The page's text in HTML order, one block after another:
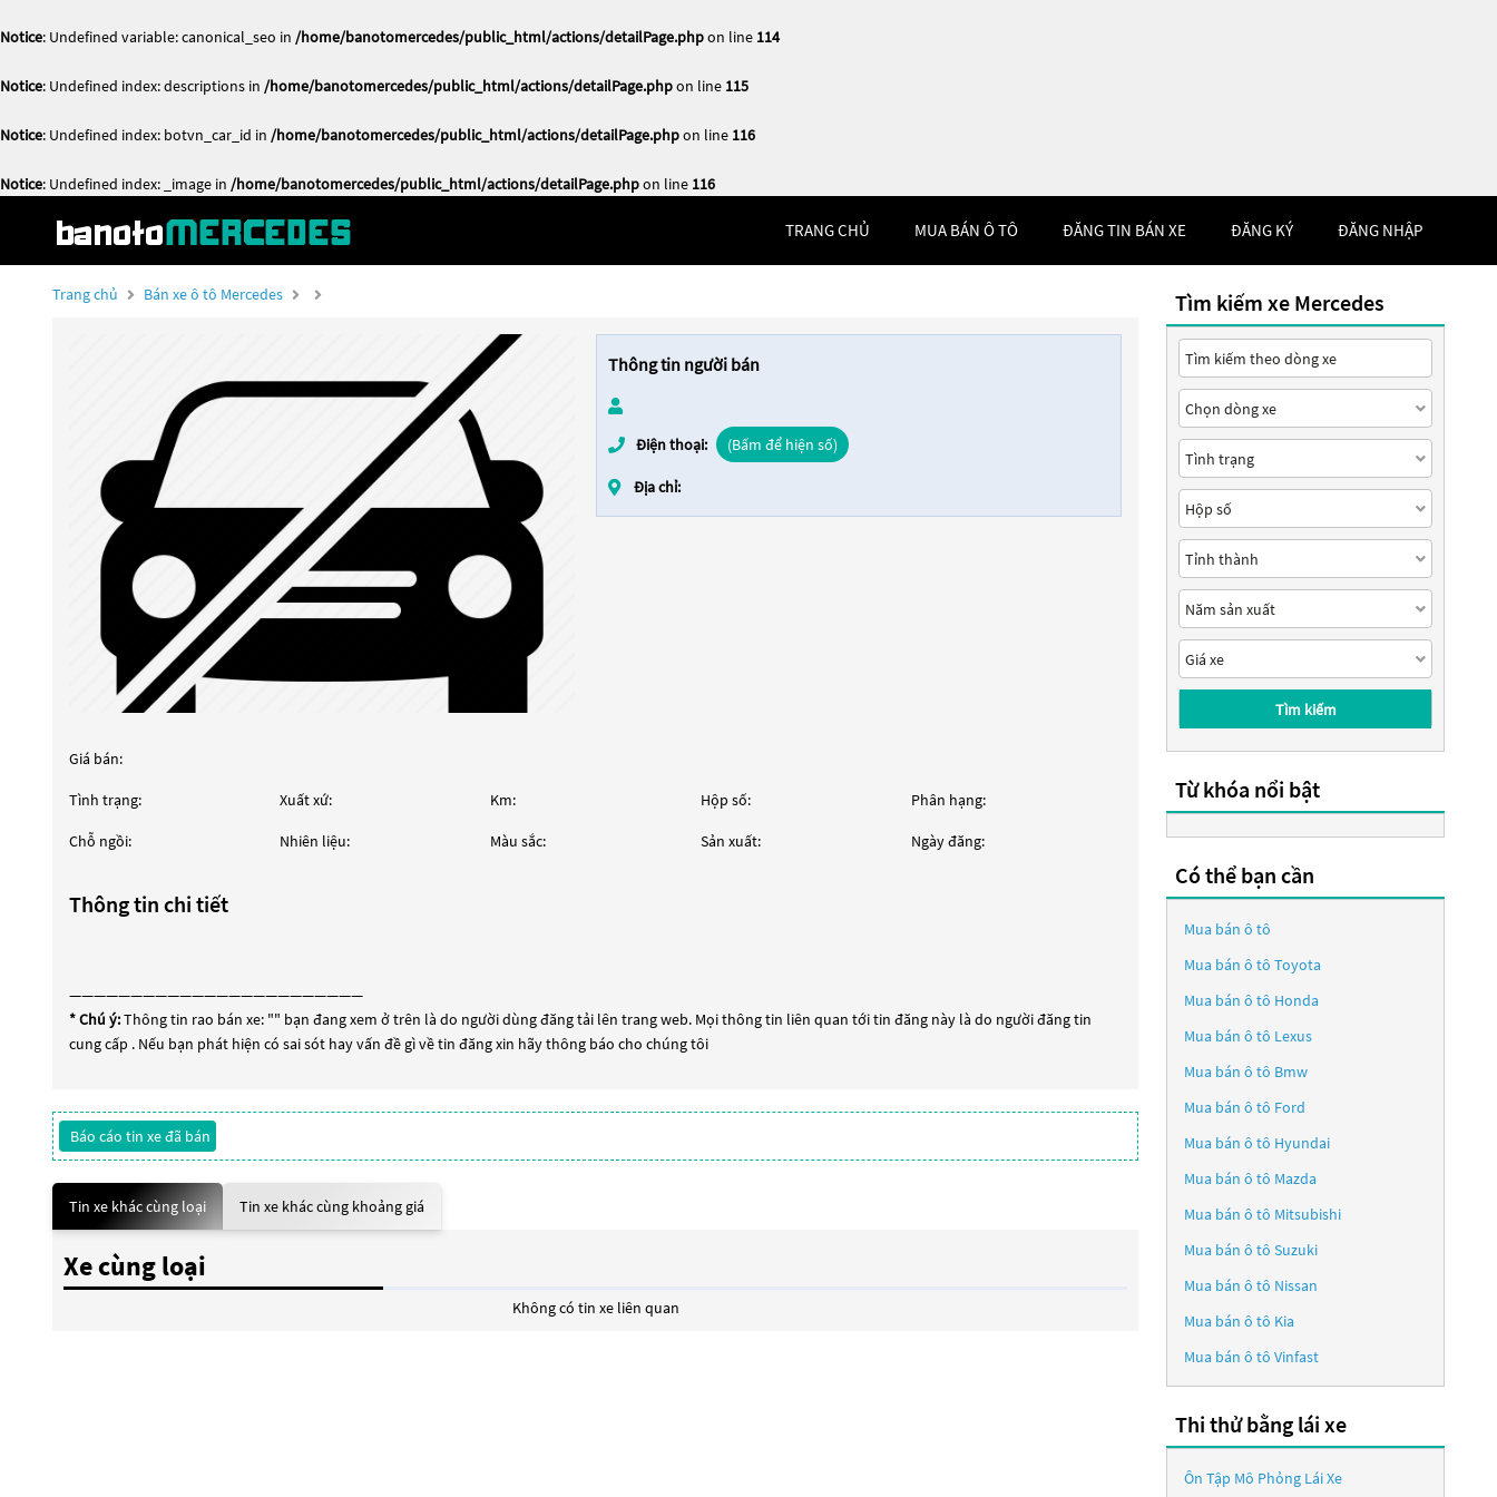
Notice: Undefined variable: canonical_seo in /home/banotomercedes/public_html/actions/detailPage.phpon line 114
Notice: Undefined index: descriptions in /home/banotomercedes/public_html/actions/detailPage.phpon line 115
Notice: Undefined index: botvn_car_id in /home/banotomercedes/public_html/actions/detailPage.phpon line 116
Notice: Undefined index: _image in /home/banotomercedes/public_html/actions/detailPage.phpon line 116
TRANG CHỦ MUA BÁN Ô TÔ ĐĂNG TIN BÁN XE ĐĂNG KÝ ĐĂNG NHẬP
Trang chủ Bán xe ô tô Mercedes
Thông tin người bán
Điện thoại: (Bấm để hiện số)
Địa chỉ:
Giá bán:
Tình trạng: Xuất xứ: Km: Hộp số: Phân hạng:
Chỗ ngồi: Nhiên liệu: Màu sắc: Sản xuất: Ngày đăng:
Thông tin chi tiết
————————————————————————
* Chú ý:Thông tin rao bán xe: "" bạn đang xem ở trên là do người dùng đăng tải lên trang web. Mọi thông tin liên quan tới tin đăng này là do người đăng tin
cung cấp . Nếu bạn phát hiện có sai sót hay vấn đề gì về tin đăng xin hãy thông báo cho chúng tôi
Báo cáo tin xe đã bán
Tin xe khác cùng loại Tin xe khác cùng khoảng giá
Xe cùng loại
Không có tin xe liên quan
Tìm kiếm xe Mercedes
Tìm kiếm
Từ khóa nổi bật
Có thể bạn cần
Mua bán ô tô
Mua bán ô tô Toyota
Mua bán ô tô Honda
Mua bán ô tô Lexus
Mua bán ô tô Bmw
Mua bán ô tô Ford
Mua bán ô tô Hyundai
Mua bán ô tô Mazda
Mua bán ô tô Mitsubishi
Mua bán ô tô Suzuki
Mua bán ô tô Nissan
Mua bán ô tô Kia
Mua bán ô tô Vinfast
Thi thử bằng lái xe
Ôn Tập Mô Phỏng Lái Xe